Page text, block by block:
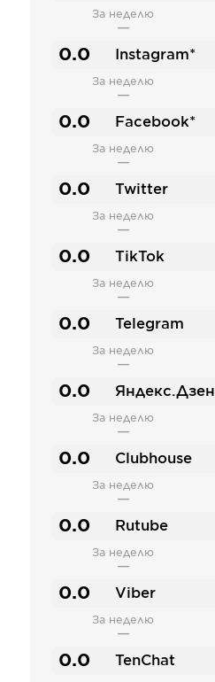
За неделю
—
0.0 Instagram*
За неделю
—
0.0 Facebook*
За неделю
—
0.0 Twitter
За неделю
—
0.0 TikTok
За неделю
—
0.0 Telegram
За неделю
—
0.0 Яндекс.Дзен
За неделю
—
0.0 Clubhouse
За неделю
—
0.0 Rutube
За неделю
—
0.0 Viber
За неделю
—
0.0 TenChat